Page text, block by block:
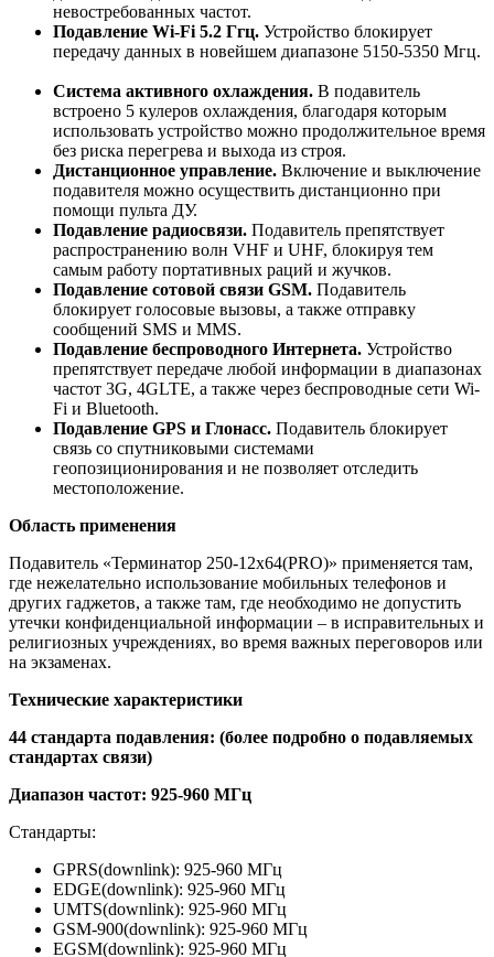
невостребованных частот.
Подавление Wi-Fi 5.2 Ггц. Устройство блокирует
передачу данных в новейшем диапазоне 5150-5350 Мгц.
Система активного охлаждения. В подавитель
встроено 5 кулеров охлаждения, благодаря которым
использовать устройство можно продолжительное время
без риска перегрева и выхода из строя.
Дистанционное управление. Включение и выключение
подавителя можно осуществить дистанционно при
помощи пульта ДУ.
Подавление радиосвязи. Подавитель препятствует
распространению волн VHF и UHF, блокируя тем
самым работу портативных раций и жучков.
Подавление сотовой связи GSM. Подавитель
блокирует голосовые вызовы, а также отправку
сообщений SMS и MMS.
Подавление беспроводного Интернета. Устройство
препятствует передаче любой информации в диапазонах
частот 3G, 4GLTE, а также через беспроводные сети Wi-
Fi и Bluetooth.
Подавление GPS и Глонасс. Подавитель блокирует
связь со спутниковыми системами
геопозиционирования и не позволяет отследить
местоположение.
Область применения
Подавитель «Терминатор 250-12х64(PRO)» применяется там,
где нежелательно использование мобильных телефонов и
других гаджетов, а также там, где необходимо не допустить
утечки конфиденциальной информации – в исправительных и
религиозных учреждениях, во время важных переговоров или
на экзаменах.
Технические характеристики
44 стандарта подавления: (более подробно о подавляемых
стандартах связи)
Диапазон частот: 925-960 МГц
Стандарты:
GPRS(downlink): 925-960 МГц
EDGE(downlink): 925-960 МГц
UMTS(downlink): 925-960 МГц
GSM-900(downlink): 925-960 МГц
EGSM(downlink): 925-960 МГц